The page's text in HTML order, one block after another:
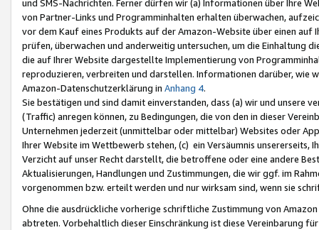
und SMS-Nachrichten. Ferner dürfen wir (a) Informationen über Ihre
von Partner-Links und Programminhalten erhalten überwachen,
vor dem Kauf eines Produkts auf der Amazon-Website über einen
prüfen, überwachen und anderweitig untersuchen, um die Einhaltung
die auf Ihrer Website dargestellte Implementierung von
reproduzieren, verbreiten und darstellen. Informationen darüber, wie
Amazon-Datenschutzerklärung in Anhang 4.
Sie bestätigen und sind damit einverstanden, dass (a) wir und
(Traffic) anregen können, zu Bedingungen, die von den in dieser
Unternehmen jederzeit (unmittelbar oder mittelbar) Websites oder
Ihrer Website im Wettbewerb stehen, (c) ein Versäumnis unsererseits,
Verzicht auf unser Recht darstellt, die betroffene oder eine andere
Aktualisierungen, Handlungen und Zustimmungen, die wir ggf. im
vorgenommen bzw. erteilt werden und nur wirksam sind, wenn sie
Ohne die ausdrückliche vorherige schriftliche Zustimmung von
abtreten. Vorbehaltlich dieser Einschränkung ist diese Vereinbarung